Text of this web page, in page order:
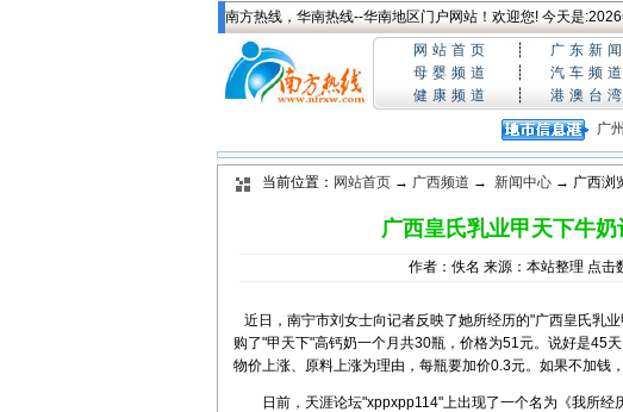
南方热线，华南热线--华南地区门户网站！欢迎您! 今天是:
网站首页
┊ 广东新闻
母婴频道
┊ 汽车频道
健康频道
┊ 港澳台湾
广州
当前位置： 网站首页 → 广西频道 → 新闻中心 → 广西浏
广西皇氏乳业甲天下牛
作者：佚名 来源：本站整理 点
近日，南宁市刘女士向记者反映了她所经历的"广西皇氏乳
购了"甲天下"高钙奶一个月共30瓶，价格为51元。说好是45
物价上涨、原料上涨为理由，每瓶要加价0.3元。如果不加钱
日前，天涯论坛"xppxpp114"上出现了一个名为《我所经